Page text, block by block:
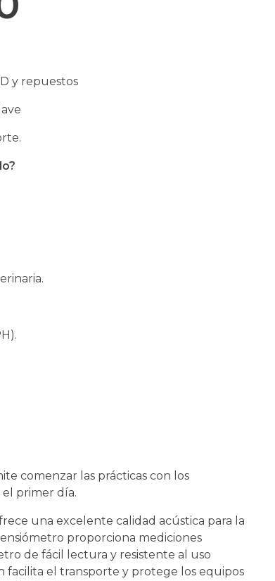
y repuestos
comenzar las prácticas con los
primer día.
una excelente calidad acústica para la
proporciona mediciones
de fácil lectura y resistente al uso
facilita el transporte y protege los equipos